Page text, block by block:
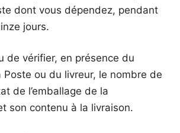
dont vous dépendez, pendant
jours.
de vérifier, en présence du
Poste ou du livreur, le nombre de
de l’emballage de la
son contenu à la livraison.